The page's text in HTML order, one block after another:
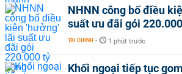
NHNN công bố điều
suất ưu đãi gói
TÀI CHÍNH - 1 phút trước
Khối ngoại tiếp tục